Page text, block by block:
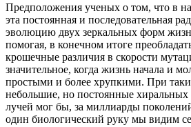
Предположения ученых о том, что в
эта постоянная и последовательная
эволюцию двух зеркальных форм
помогая, в конечном итоге
крошечные различия в скорости
значительное, когда жизнь начала и
простыми и более хрупкими. При
небольшие, но постоянные хиральных
лучей мог бы, за миллиарды
один биологический руку мы видим